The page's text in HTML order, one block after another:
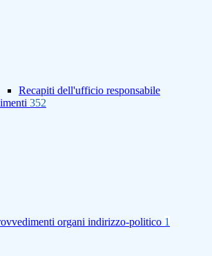
Recapiti dell'ufficio responsabile
352
organi indirizzo-politico 1